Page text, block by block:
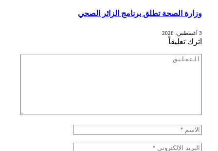
وزارة الصحة تطلق برنامج الزائر الصحي
اترك تعليقاً